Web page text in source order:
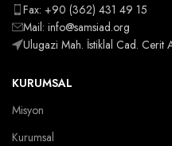
Fax: +90 (362) 431 49 15
Mail: info@samsiad.org
Ulugazi Mah. İstiklal Cad. Cerit
KURUMSAL
Misyon
Kurumsal